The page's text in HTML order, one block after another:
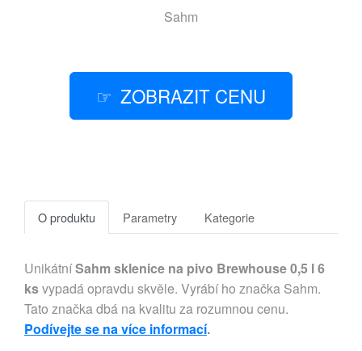
Sahm
ZOBRAZIT CENU
O produktu Parametry Kategorie
UnikátníSahm sklenice na pivo Brewhouse 0,5 l 6
ksvypadá opravdu skvěle. Vyrábí ho značka Sahm.
Tato značka dbá na kvalitu za rozumnou cenu.
Podívejte se na více informací.